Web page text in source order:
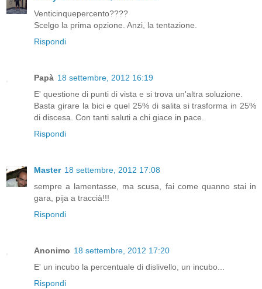
Venticinquepercento????
Scelgo la prima opzione. Anzi, la tentazione.
Rispondi
Papà 18 settembre, 2012 16:19
E' questione di punti di vista e si trova un'altra soluzione.
Basta girare la bici e quel 25% di salita si trasforma in 25%
di discesa. Con tanti saluti a chi giace in pace.
Rispondi
Master 18 settembre, 2012 17:08
sempre a lamentasse, ma scusa, fai come quanno stai in
gara, pija a traccià!!!
Rispondi
Anonimo 18 settembre, 2012 17:20
E' un incubo la percentuale di dislivello, un incubo...
Rispondi